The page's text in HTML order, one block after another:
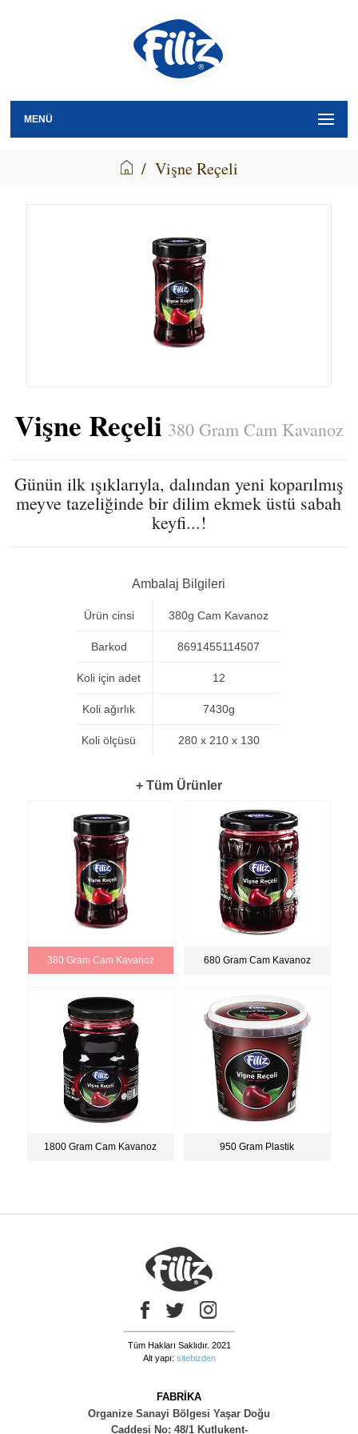
MENÜ
/ Vişne Reçeli
Vişne Reçeli 380 Gram Cam Kavanoz
Günün ilk ışıklarıyla, dalından yeni koparılmış
meyve tazeliğinde bir dilim ekmek üstü sabah
keyfi...!
Ambalaj Bilgileri
Ürün cinsi
Barkod
Koli için adet
Koli ağırlık
Koli ölçüsü
380g Cam Kavanoz
8691455114507
12
7430g
280 x 210 x 130
+ Tüm Ürünler
380 Gram Cam Kavanoz 680 Gram Cam Kavanoz
1800 Gram Cam Kavanoz 950 Gram Plastik
Tüm Hakları Saklıdır. 2021
Alt yapı: sitebizden
FABRİKA
Organize Sanayi Bölgesi Yaşar Doğu
Caddesi No: 48/1 Kutlukent-